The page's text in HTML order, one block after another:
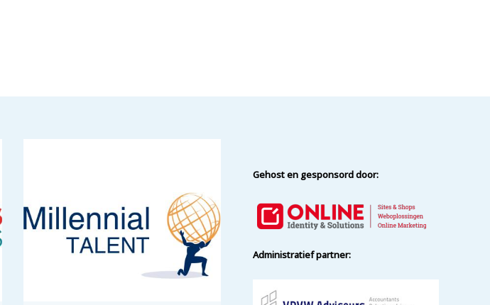
Gehost en gesponsord door:
Administratief partner: